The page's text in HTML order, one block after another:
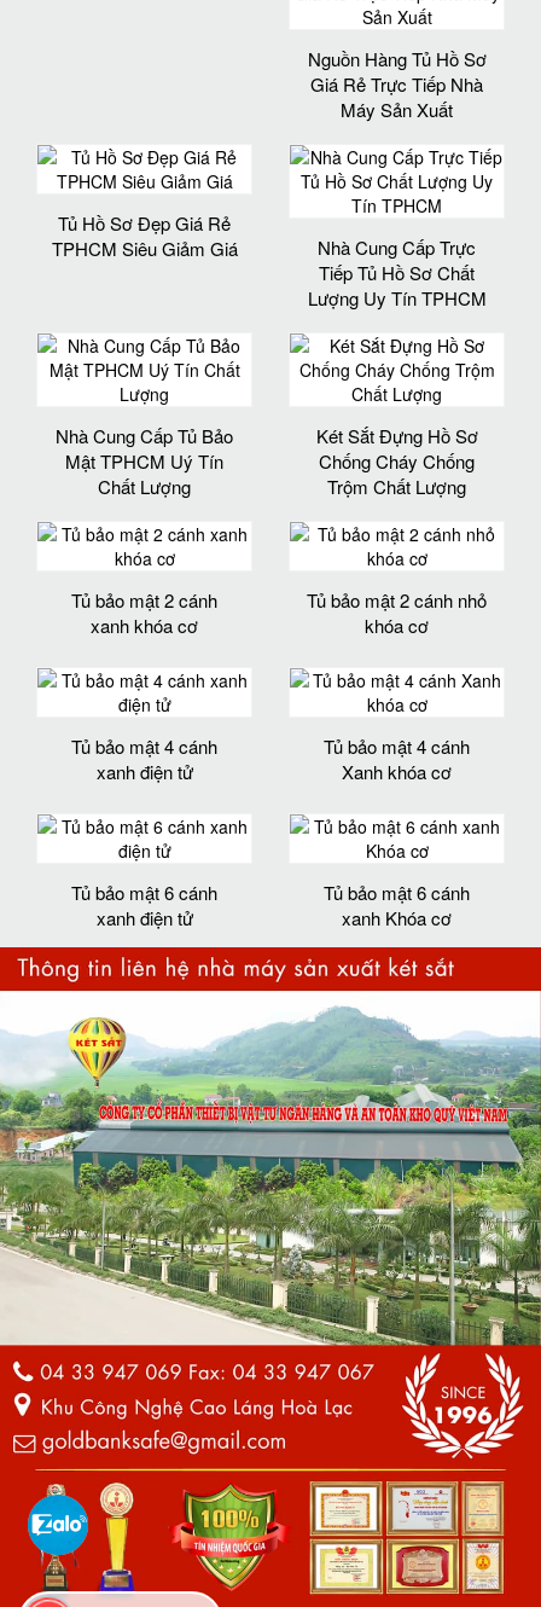
Nguồn Hàng Tủ Hồ Sơ
Giá Rẻ Trực Tiếp Nhà
Máy Sản Xuất
Tủ Hồ Sơ Đẹp Giá Rẻ
TPHCM Siêu Giảm Giá
Nhà Cung Cấp Trực
Tiếp Tủ Hồ Sơ Chất
Lượng Uy Tín TPHCM
Nhà Cung Cấp Tủ Bảo
Mật TPHCM Uý Tín
Chất Lượng
Két Sắt Đựng Hồ Sơ
Chống Cháy Chống
Trộm Chất Lượng
Tủ bảo mật 2 cánh
xanh khóa cơ
Tủ bảo mật 2 cánh nhỏ
khóa cơ
Tủ bảo mật 4 cánh
xanh điện tử
Tủ bảo mật 4 cánh
Xanh khóa cơ
Tủ bảo mật 6 cánh
xanh điện tử
Tủ bảo mật 6 cánh
xanh Khóa cơ